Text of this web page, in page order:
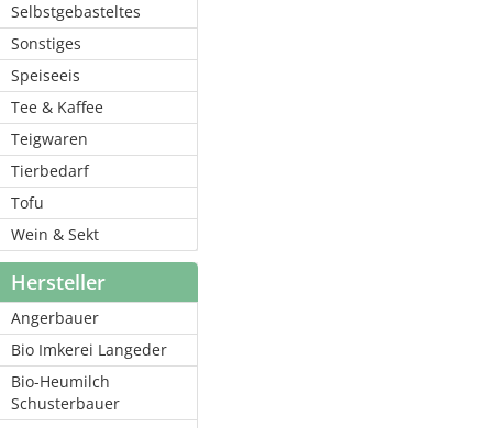
Selbstgebasteltes
Sonstiges
Speiseeis
Tee & Kaffee
Teigwaren
Tierbedarf
Tofu
Wein & Sekt
Hersteller
Angerbauer
Bio Imkerei Langeder
Bio-Heumilch
Schusterbauer